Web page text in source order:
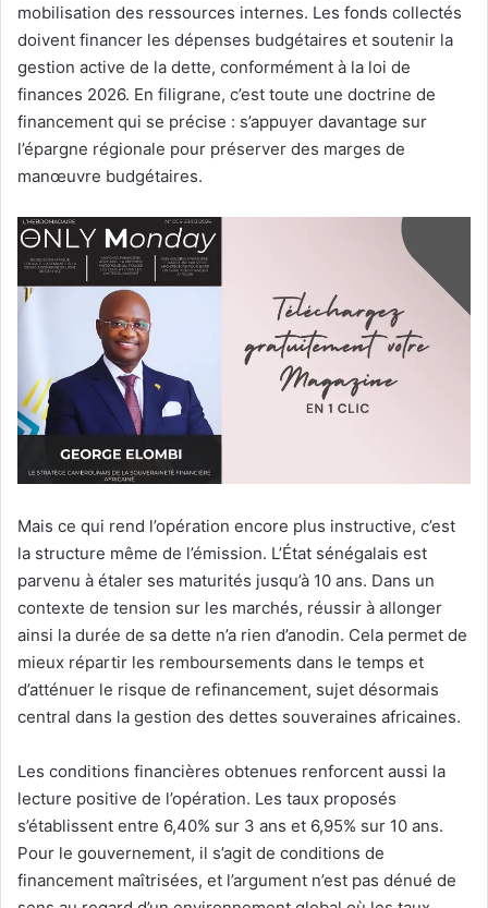
mobilisation des ressources internes. Les fonds collectés
doivent financer les dépenses budgétaires et soutenir la
gestion active de la dette, conformément à la loi de
finances 2026. En filigrane, c’est toute une doctrine de
financement qui se précise : s’appuyer davantage sur
l’épargne régionale pour préserver des marges de
manœuvre budgétaires.
Mais ce qui rend l’opération encore plus instructive, c’est
la structure même de l’émission. L’État sénégalais est
parvenu à étaler ses maturités jusqu’à 10 ans. Dans un
contexte de tension sur les marchés, réussir à allonger
ainsi la durée de sa dette n’a rien d’anodin. Cela permet de
mieux répartir les remboursements dans le temps et
d’atténuer le risque de refinancement, sujet désormais
central dans la gestion des dettes souveraines africaines.
Les conditions financières obtenues renforcent aussi la
lecture positive de l’opération. Les taux proposés
s’établissent entre 6,40% sur 3 ans et 6,95% sur 10 ans.
Pour le gouvernement, il s’agit de conditions de
financement maîtrisées, et l’argument n’est pas dénué de